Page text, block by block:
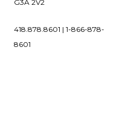
G3A 2V2
418.878.8601 | 1-866-878-
8601